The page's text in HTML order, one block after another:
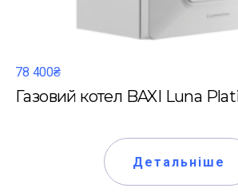
78 400₴
Газовий котел BAXI Luna
Детальніше